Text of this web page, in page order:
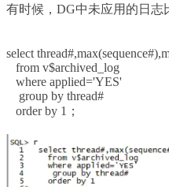
有时候，DG中未应用的日志
select
from v$archived_log
where applied='YES'
group by thread#
order by 1；